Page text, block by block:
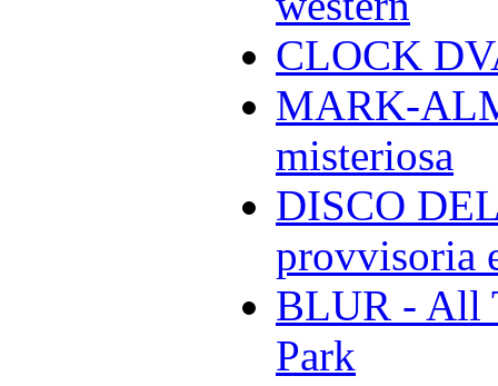
CLOCK
MARK-
misteriosa
DISCO
provvisoria
BLUR - All
Park